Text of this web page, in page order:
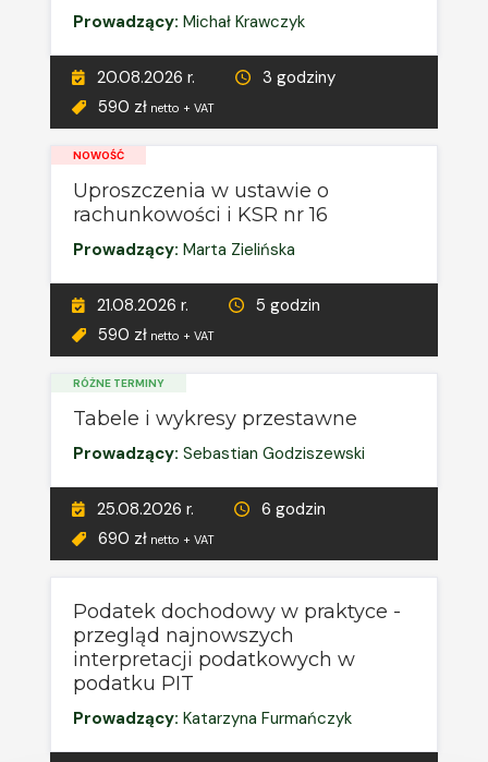
Prowadzący: Michał Krawczyk
20.08.2026 r.
3 godziny
590 zł netto + VAT
NOWOŚĆ
Uproszczenia w ustawie o
rachunkowości i KSR nr 16
Prowadzący: Marta Zielińska
21.08.2026 r.
5 godzin
590 zł netto + VAT
RÓŻNE TERMINY
Tabele i wykresy przestawne
Prowadzący: Sebastian Godziszewski
25.08.2026 r.
6 godzin
690 zł netto + VAT
Podatek dochodowy w praktyce -
przegląd najnowszych
interpretacji podatkowych w
podatku PIT
Prowadzący: Katarzyna Furmańczyk